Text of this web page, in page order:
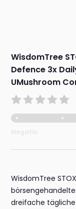
WisdomTree
Defence 3x
UMushroom
WisdomTree
dreifache